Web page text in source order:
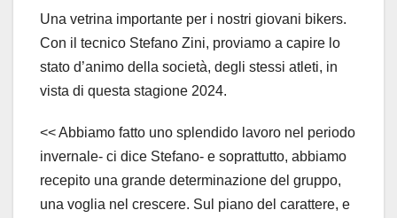
Una vetrina importante per i nostri giovani bikers.
Con il tecnico Stefano Zini, proviamo a capire lo
stato d’animo della società, degli stessi atleti, in
vista di questa stagione 2024.
<< Abbiamo fatto uno splendido lavoro nel periodo
invernale- ci dice Stefano- e soprattutto, abbiamo
recepito una grande determinazione del gruppo,
una voglia nel crescere. Sul piano del carattere, e